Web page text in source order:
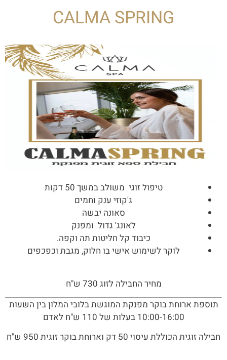
CALMA SPRING
טיפול זוגי משולב במשך 50 דקות
ג'קוזי ענק וחמים
סאונה יבשה
לאונג' גדול ומפנק
כיבוד קל חליטות תה וקפה.
לוקר לשימוש אישי בו חלוק, מגבת וכפכפים
מחיר החבילה לזוג 730 ש"ח
תוספת ארוחת בוקר מפנקת המוגשת בלובי המלון בין השעות
10:00-16:00 בעלות של 110 ש"ח לאדם
חבילה זוגית הכוללת עיסוי 50 דק וארוחת בוקר זוגית 950 ש"ח